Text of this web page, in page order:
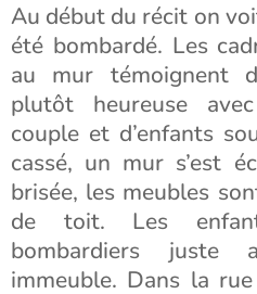
Au début du récit on
été bombardé. Les
au mur témoignent
plutôt heureuse
couple et d’enfants
cassé, un mur s’est
brisée, les meubles
de toit. Les
bombardiers juste
immeuble. Dans la